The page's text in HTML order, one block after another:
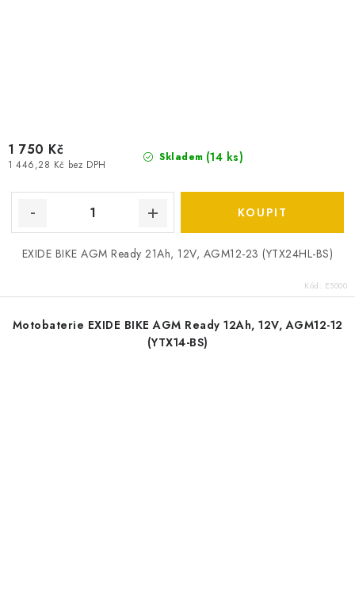
Skladem (14 ks)
1 446,28 Kč bez DPH
1 750 Kč
EXIDE BIKE AGM Ready 21Ah, 12V, AGM12-23 (YTX24HL-BS)
Kód: E5000
Motobaterie EXIDE BIKE AGM Ready 12Ah, 12V, AGM12-12
(YTX14-BS)